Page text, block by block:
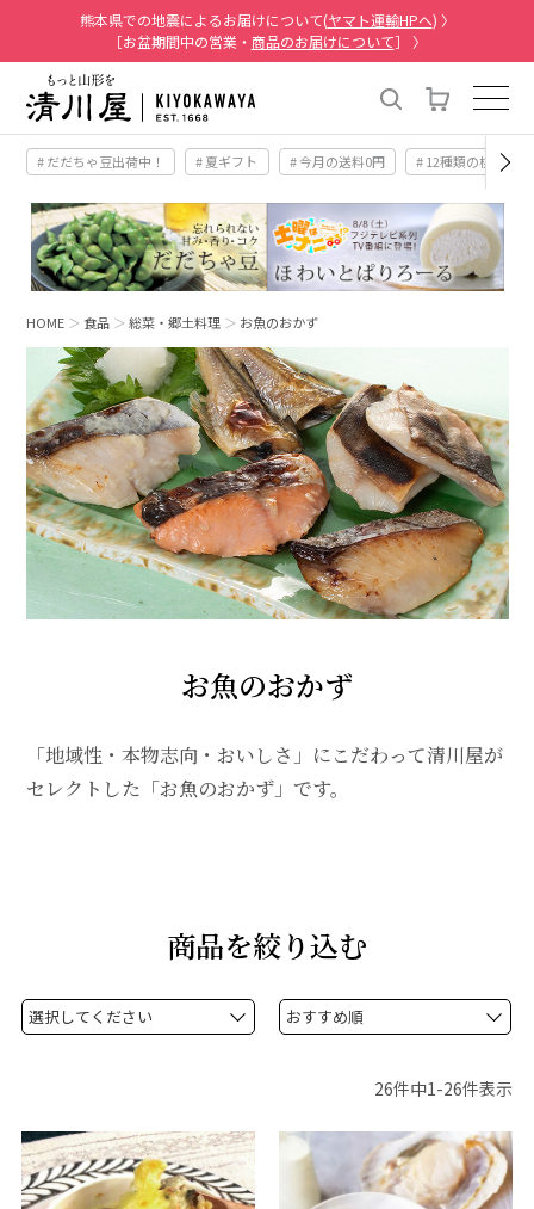
熊本県での地震によるお届けについて(ヤマト運輸HPへ) 〉
［お盆期間中の営業・ 商品のお届けについて］ 〉
# だだちゃ豆出荷中！ # 夏ギフト # 今月の送料0円 # 12種類の桃
HOME 食品 総菜・郷土料理 お魚のおかず
お魚のおかず
「地域性・本物志向・おいしさ」にこだわって清川屋が
セレクトした「お魚のおかず」です。
商品を絞り込む
26件中1-26件表示